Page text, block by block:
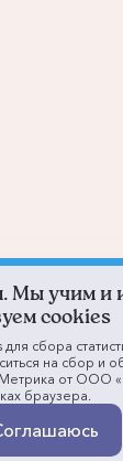
Мы учим и
cookies
сбора
на сбор и
от ООО
браузера.